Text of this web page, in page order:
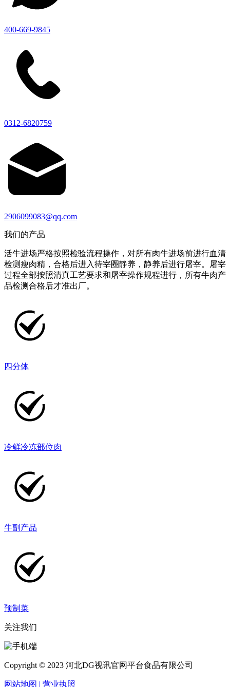
400-669-9845
0312-6820759
2906099083@qq.com
我们的产品
活牛进场严格按照检验流程操作，对所有肉牛进场前进行血清
检测瘦肉精，合格后进入待宰圈静养，静养后进行屠宰。屠宰
过程全部按照清真工艺要求和屠宰操作规程进行，所有牛肉产
品检测合格后才准出厂。
四分体
冷鲜冷冻部位肉
牛副产品
预制菜
关注我们
Copyright © 2023 河北DG视讯官网平台食品有限公司
网站地图 | 营业执照